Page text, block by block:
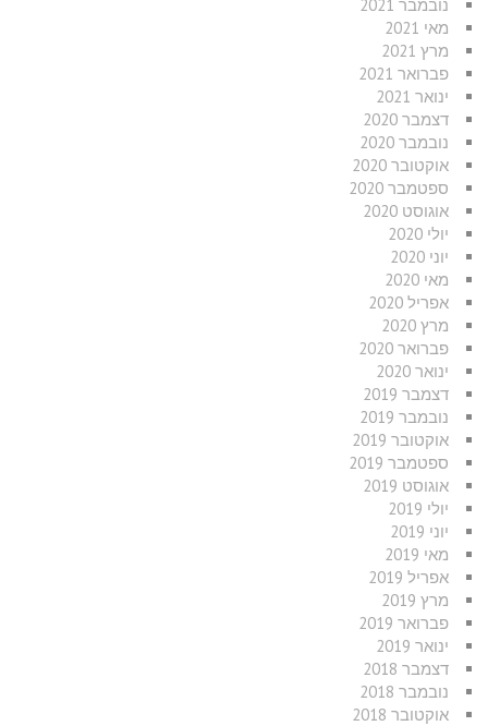
נובמבר 2021
מאי 2021
מרץ 2021
פברואר 2021
ינואר 2021
דצמבר 2020
נובמבר 2020
אוקטובר 2020
ספטמבר 2020
אוגוסט 2020
יולי 2020
יוני 2020
מאי 2020
אפריל 2020
מרץ 2020
פברואר 2020
ינואר 2020
דצמבר 2019
נובמבר 2019
אוקטובר 2019
ספטמבר 2019
אוגוסט 2019
יולי 2019
יוני 2019
מאי 2019
אפריל 2019
מרץ 2019
פברואר 2019
ינואר 2019
דצמבר 2018
נובמבר 2018
אוקטובר 2018